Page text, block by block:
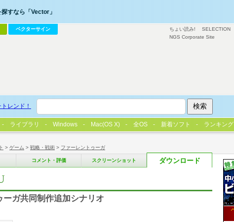
> ゲーム > 戦略・戦術 > ファーレントゥーガ
コメント・評価 スクリーンショット ダウンロード
ガ共同制作追加シナリオ
ちょい読み! SELECTION
NGS Corporate Site
すなら「Vector」
ベクターサイン
レンド！
ライブラリ Windows Mac(OS X) 全OS 新着ソフト ランキング